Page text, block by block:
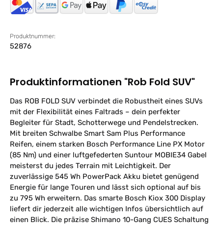
Produktnummer:
52876
Produktinformationen "Rob Fold SUV"
Das ROB FOLD SUV verbindet die Robustheit eines SUVs
mit der Flexibilität eines Faltrads – dein perfekter
Begleiter für Stadt, Schotterwege und Pendelstrecken.
Mit breiten Schwalbe Smart Sam Plus Performance
Reifen, einem starken Bosch Performance Line PX Motor
(85 Nm) und einer luftgefederten Suntour MOBIE34 Gabel
meisterst du jedes Terrain mit Leichtigkeit. Der
zuverlässige 545 Wh PowerPack Akku bietet genügend
Energie für lange Touren und lässt sich optional auf bis
zu 795 Wh erweitern. Das smarte Bosch Kiox 300 Display
liefert dir jederzeit alle wichtigen Infos übersichtlich auf
einen Blick. Die präzise Shimano 10-Gang CUES Schaltung